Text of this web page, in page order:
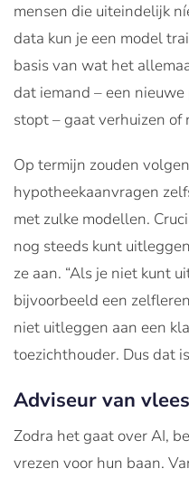
mensen die uiteindelijk
data kun je een model
basis van wat het
dat iemand – een
stopt – gaat verhuizen of
Op termijn zouden
hypotheekaanvragen
met zulke modellen.
nog steeds kunt
ze aan. “Als je niet kunt
bijvoorbeeld een
niet uitleggen aan een
toezichthouder. Dus dat
Adviseur van
Zodra het gaat over AI,
vrezen voor hun baan.